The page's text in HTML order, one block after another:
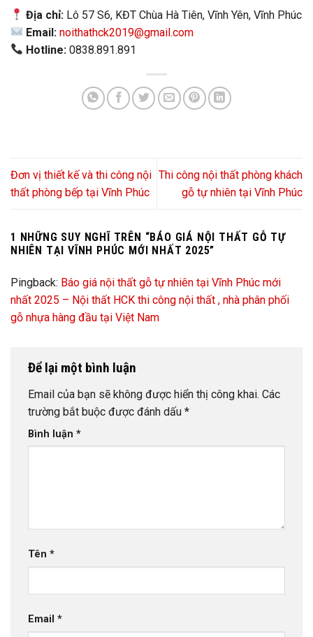
Địa chỉ: Lô 57 S6, KĐT Chùa Hà Tiên, Vĩnh Yên, Vĩnh Phúc
Email: noithathck2019@gmail.com
Hotline: 0838.891.891
Đơn vị thiết kế và thi công nội
thất phòng bếp tại Vĩnh Phúc
Thi công nội thất phòng khách
gỗ tự nhiên tại Vĩnh Phúc
1 NHỮNG SUY NGHĨ TRÊN “BÁO GIÁ NỘI THẤT GỖ TỰ
NHIÊN TẠI VĨNH PHÚC MỚI NHẤT 2025”
Pingback: Báo giá nội thất gỗ tự nhiên tại Vĩnh Phúc mới
nhất 2025 – Nội thất HCK thi công nội thất , nhà phân phối
gỗ nhựa hàng đầu tại Việt Nam
Để lại một bình luận
Email của bạn sẽ không được hiển thị công khai. Các
trường bắt buộc được đánh dấu *
Bình luận *
Tên *
Email *